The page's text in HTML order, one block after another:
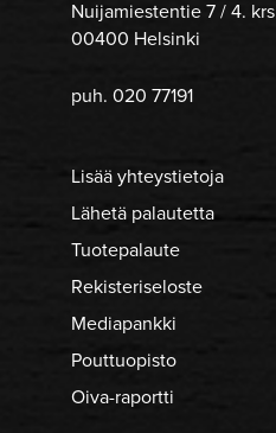
Nuijamiestentie 7 / 4. krs
00400 Helsinki
puh. 020 77191
Lisää yhteystietoja
Lähetä palautetta
Tuotepalaute
Rekisteriseloste
Mediapankki
Pouttuopisto
Oiva-raportti